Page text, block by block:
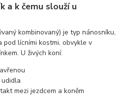
a k čemu slouží u
kombinovaný) je typ nánosníku,
lícními kostmi, obvykle v
U živých koní:
mezi jezdcem a koněm